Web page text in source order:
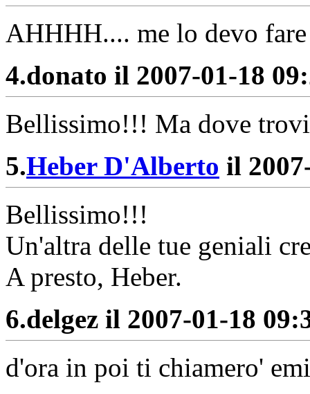
AHHHH.... me lo devo
4.donato il 2007-01-18
Bellissimo!!! Ma dove trovi
5.Heber D'Alberto il
Bellissimo!!!
Un'altra delle tue geniali
A presto, Heber.
6.delgez il 2007-01-18
d'ora in poi ti chiamero'